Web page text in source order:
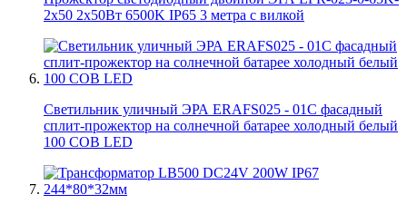
2х50 2х50Вт 6500K IP65 3 метра с вилкой
Светильник уличный ЭРА ERAFS025 - 01C фасадный
сплит-прожектор на солнечной батарее холодный белый
100 COB LED